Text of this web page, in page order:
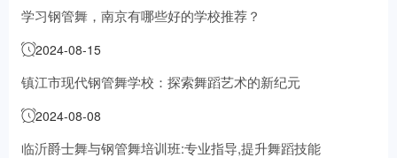
学习钢管舞，南京有哪些好的学校推荐？
2024-08-15
镇江市现代钢管舞学校：探索舞蹈艺术的新纪元
2024-08-08
临沂爵士舞与钢管舞培训班:专业指导,提升舞蹈技能